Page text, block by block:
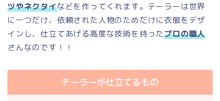
ツやネクタイなどを作ってくれます。テーラーは世界
に一つだけ、依頼された人物のためだけに衣服をデザ
インし、仕立てあげる高度な技術を持ったプロの職人
さんなのです！！
テーラーが仕立てるもの